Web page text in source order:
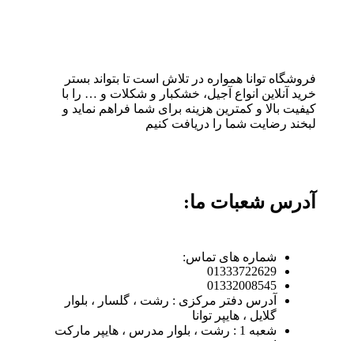
فروشگاه توانا همواره در تلاش است تا بتواند بستر
خرید آنلاین انواع آجیل، خشکبار و شکلات و … را با
کیفیت بالا و کمترین هزینه برای شما فراهم نماید و
لبخند رضایت شما را دریافت کنیم
آدرس شعبات ما:
شماره های تماس:
01333722629
01332008545
آدرس دفتر مرکزی : رشت ، گلسار ، بلوار
گلایل ، هایپر توانا
شعبه 1 : رشت ، بلوار مدرس ، هایپر مارکت